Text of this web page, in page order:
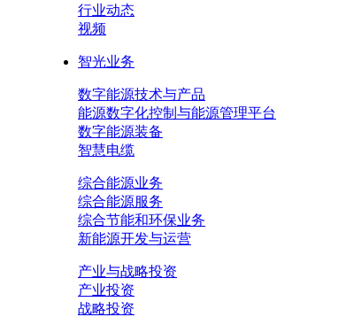
行业动态
视频
智光业务
数字能源技术与产品
能源数字化控制与能源管理平台
数字能源装备
智慧电缆
综合能源业务
综合能源服务
综合节能和环保业务
新能源开发与运营
产业与战略投资
产业投资
战略投资